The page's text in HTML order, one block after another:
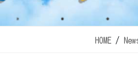
HOME